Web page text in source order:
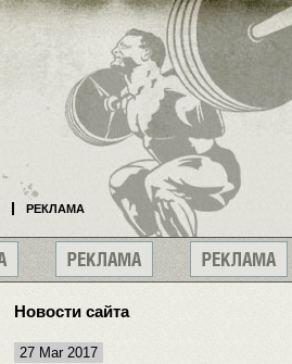
Новости сайта
27 Mar 2017
РЕКЛАМА